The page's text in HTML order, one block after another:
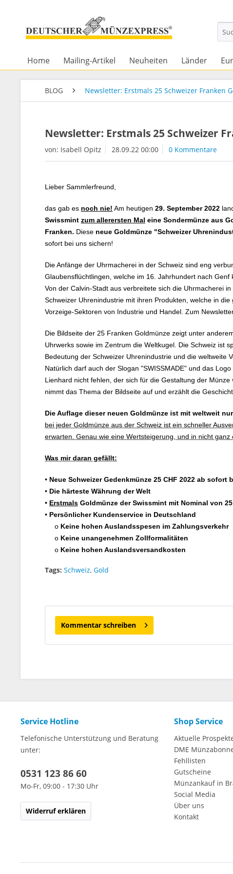
Home Mailing-Artikel Neuheiten Länder
BLOG Newsletter: Erstmals 25 Schweizer Franken
Newsletter: Erstmals 25 Schweizer
von: Isabell Opitz 28.09.22 00:00 0 Kommentare
Lieber Sammlerfreund,
das gab es noch nie! Am heutigen 29. September 2022
Swissmint zum allerersten Mal eine Sondermünze aus
Franken. Diese neue Goldmünze "Schweizer
sofort bei uns sichern!
Die Anfänge der Uhrmacherei in der Schweiz sind eng
Glaubensflüchtlingen, welche im 16. Jahrhundert nach Genf
Von der Calvin-Stadt aus verbreitete sich die Uhrmacherei
Schweizer Uhrenindustrie mit ihren Produkten, welche in
Vorzeige-Sektoren von Industrie und Handel. Zum
Die Bildseite der 25 Franken Goldmünze zeigt unter
Uhrwerks sowie im Zentrum die Weltkugel. Die Schweiz ist
Bedeutung der Schweizer Uhrenindustrie und die weltweite
Natürlich darf auch der Slogan "SWISSMADE" und das
Lienhard nicht fehlen, der sich für die Gestaltung der
nimmt das Thema der Bildseite auf und erzählt die
Die Auflage dieser neuen Goldmünze ist mit weltweit
bei jeder Goldmünze aus der Schweiz ist ein schneller
erwarten. Genau wie eine Wertsteigerung, und in nicht
Was mir daran gefällt:
• Neue Schweizer Gedenkmünze 25 CHF 2022 ab sofort
• Die härteste Währung der Welt
• Erstmals Goldmünze der Swissmint mit Nominal von 25
• Persönlicher Kundenservice in Deutschland
o Keine hohen Auslandsspesen im Zahlungsverkehr
o Keine unangenehmen Zollformalitäten
o Keine hohen Auslandsversandkosten
Tags: Schweiz, Gold
Kommentar schreiben
Service Hotline
Telefonische Unterstützung und Beratung
unter:
0531 123 86 60
Mo-Fr, 09:00 - 17:30 Uhr
Widerruf erklären
Shop Service
Aktuelle
DME
Fehllisten
Gutscheine
Münzankauf in
Social Media
Über uns
Kontakt